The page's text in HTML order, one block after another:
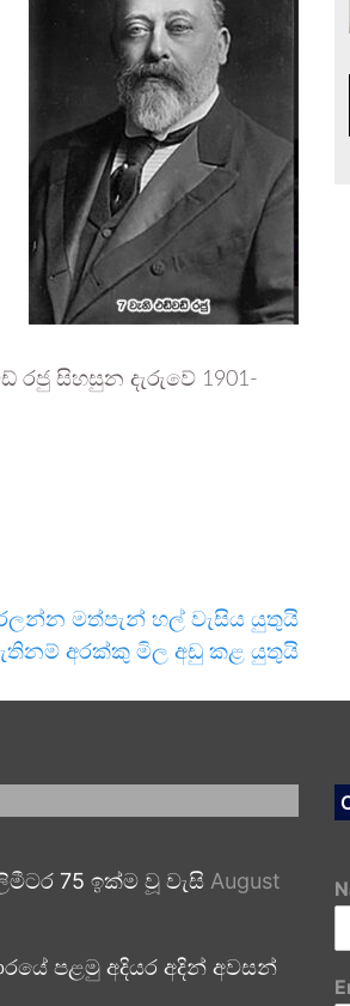
සිහසුන දැරුවේ 1901-
මත්පැන් හල් වැසිය යුතුයි
අරක්කු මිල අඩු කළ යුතුයි
75 ඉක්ම වූ වැසි August
පළමු අදියර අදින් අවසන්